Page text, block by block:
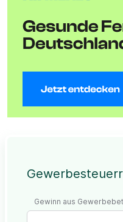
Gewinn aus